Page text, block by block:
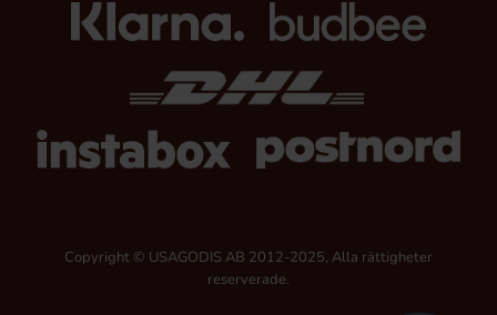
Copyright © USAGODIS AB 2012-2025, Alla rättigheter
reserverade.